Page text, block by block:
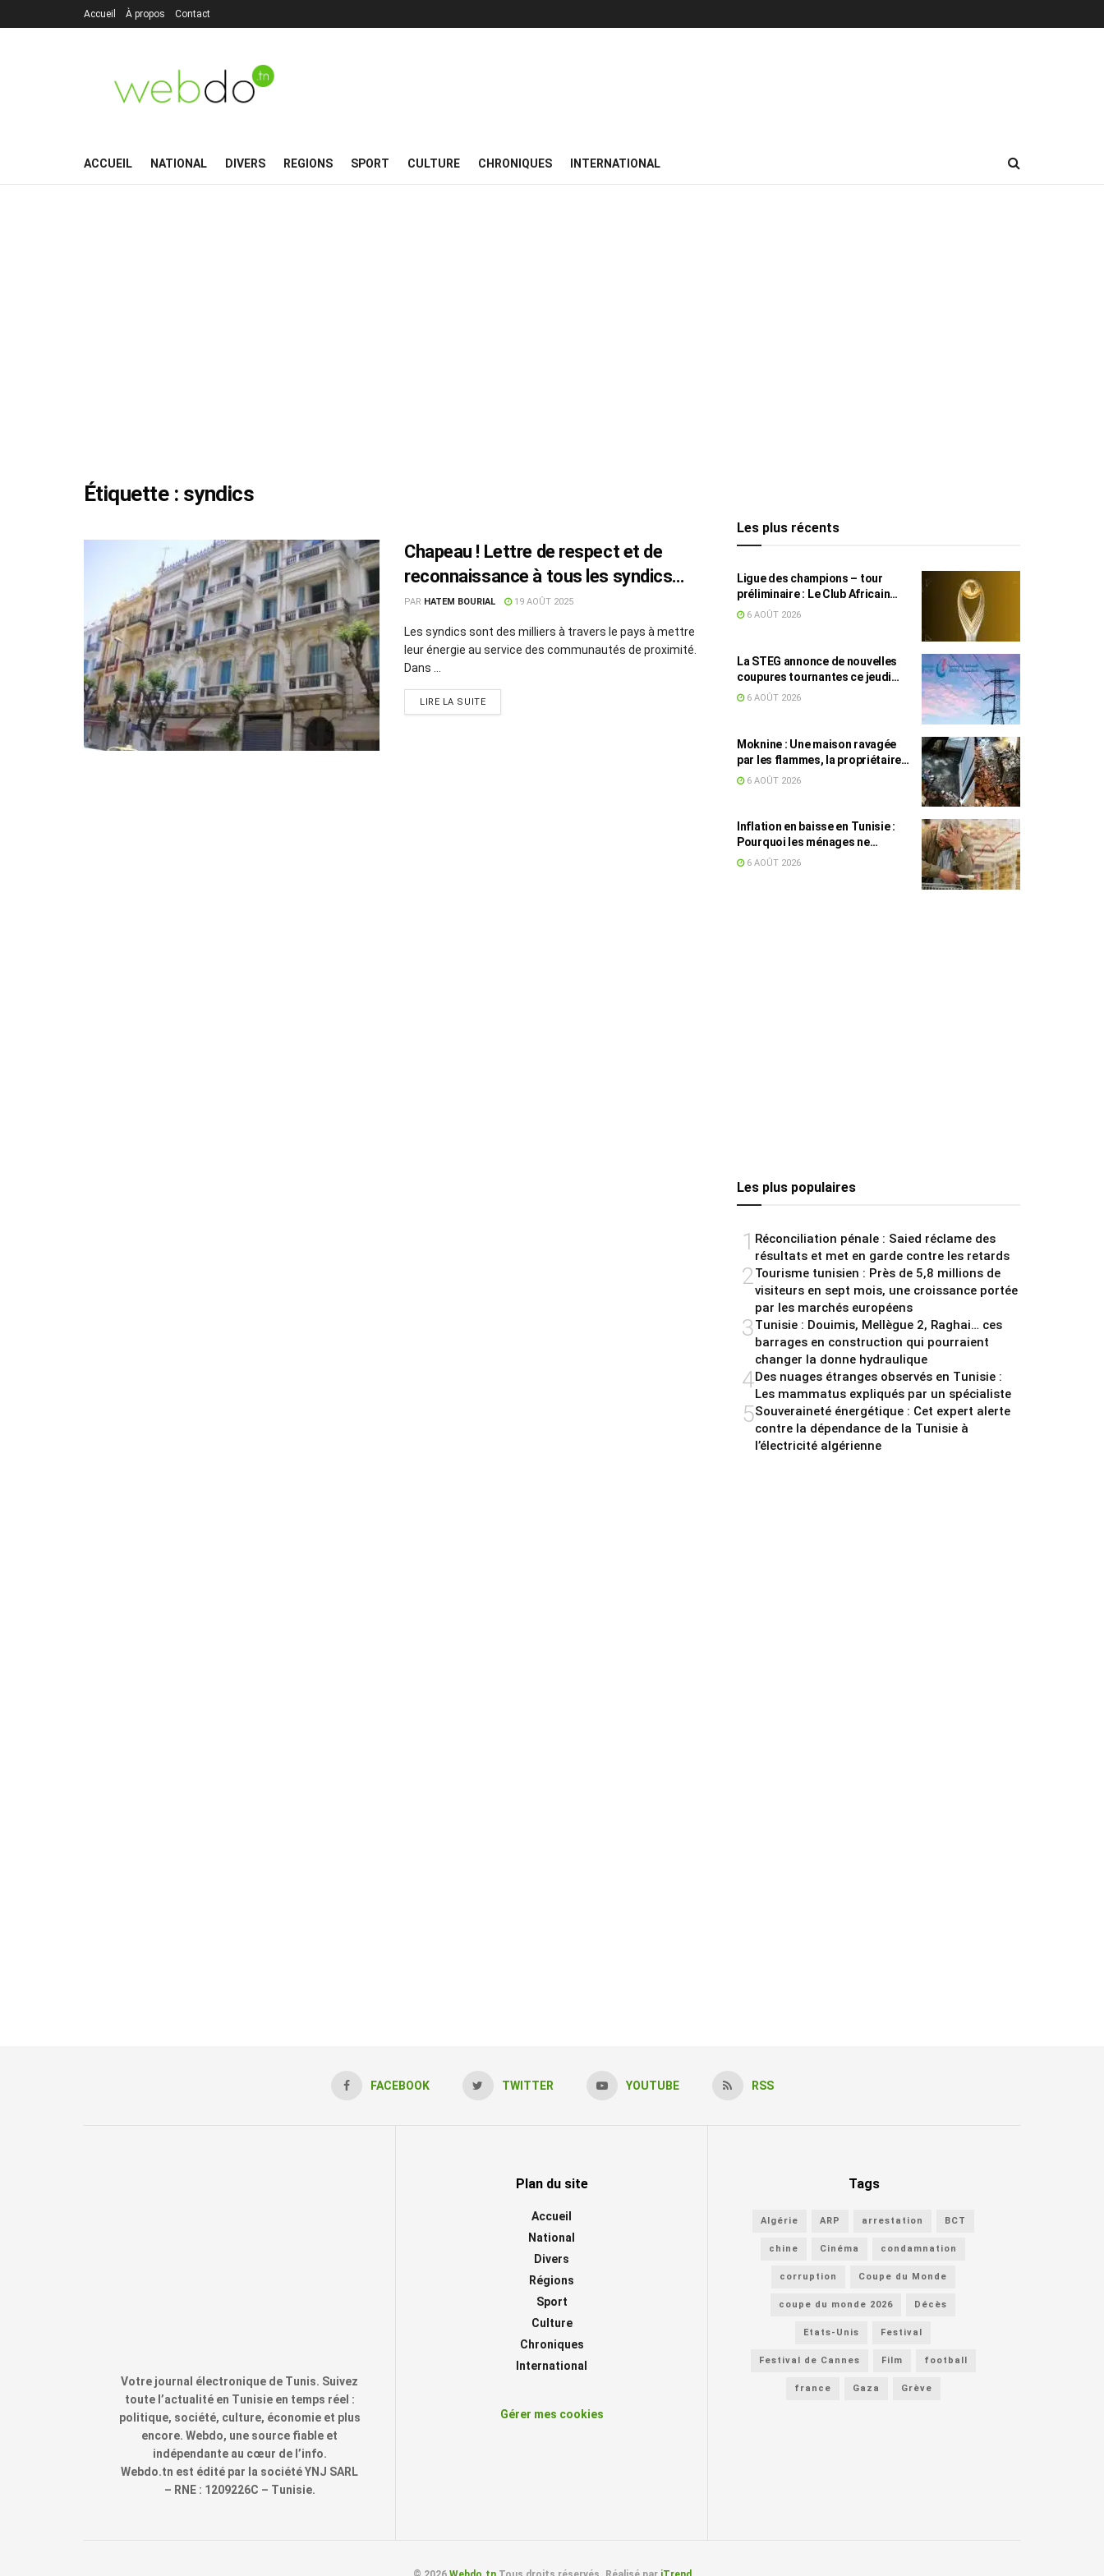
Accueil À propos Contact
ACCUEIL NATIONAL DIVERS REGIONS SPORT CULTURE CHRONIQUES INTERNATIONAL
Étiquette : syndics
Chapeau ! Lettre de respect et de
reconnaissance à tous les syndics
d’immeubles de Tunisie
PAR HATEM BOURIAL 19 AOÛT 2025
Les syndics sont des milliers à travers le pays à mettre
leur énergie au service des communautés de proximité.
Dans ...
LIRE LA SUITE
Les plus récents
Ligue des champions – tour
préliminaire : Le Club Africain
face au Djoliba AC
6 AOÛT 2026
La STEG annonce de nouvelles
coupures tournantes ce jeudi
dans plusieurs régions
6 AOÛT 2026
Moknine : Une maison ravagée
par les flammes, la propriétaire
accuse la STEG et la SONEDE
6 AOÛT 2026
Inflation en baisse en Tunisie :
Pourquoi les ménages ne
ressentent pas l’amélioration
6 AOÛT 2026
Les plus populaires
1 Réconciliation pénale : Saied réclame des
résultats et met en garde contre les retards
2Tourisme tunisien : Près de 5,8 millions de
visiteurs en sept mois, une croissance portée
par les marchés européens
3Tunisie : Douimis, Mellègue 2, Raghai… ces
barrages en construction qui pourraient
changer la donne hydraulique
4Des nuages étranges observés en Tunisie :
Les mammatus expliqués par un spécialiste
5Souveraineté énergétique : Cet expert alerte
contre la dépendance de la Tunisie à
l’électricité algérienne
FACEBOOK TWITTER YOUTUBE RSS
Votre journal électronique de Tunis. Suivez
toute l’actualité en Tunisie en temps réel :
politique, société, culture, économie et plus
encore. Webdo, une source fiable et
indépendante au cœur de l’info.
Webdo.tn est édité par la société YNJ SARL
– RNE : 1209226C – Tunisie.
Plan du site
Accueil
National
Divers
Régions
Sport
Culture
Chroniques
International
Gérer mes cookies
Tags
Algérie ARP arrestation BCT
chine Cinéma condamnation
corruption Coupe du Monde
coupe du monde 2026 Décès
Etats-Unis Festival
Festival de Cannes Film football
france Gaza Grève